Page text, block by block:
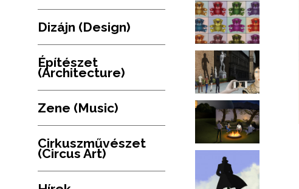
Dizájn (Design)
Építészet
(Architecture)
Zene (Music)
Cirkuszművészet
(Circus Art)